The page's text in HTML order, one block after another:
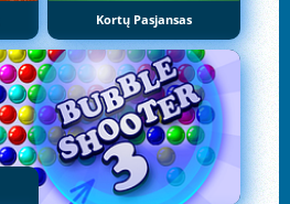
Kortų Pasjansas